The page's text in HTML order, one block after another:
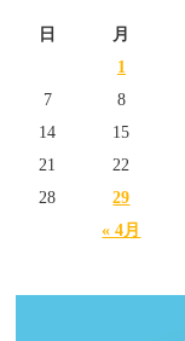
日 月
« 4月
1
7
8
14
15
21
22
28
29